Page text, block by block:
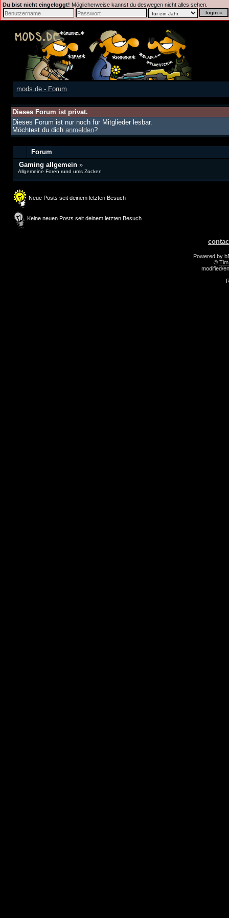
Du bist nicht eingeloggt! Möglicherweise kannst du deswegen nicht alles sehen.
mods.de - Forum
Dieses Forum ist privat.
Dieses Forum ist nur noch für Mitglieder lesbar.
Möchtest du dich anmelden?
Forum
Gaming allgemein »
Allgemeine Foren rund ums Zocken
Neue Posts seit deinem letzten Besuch
Keine neuen Posts seit deinem letzten Besuch
Powered by
©
modified/